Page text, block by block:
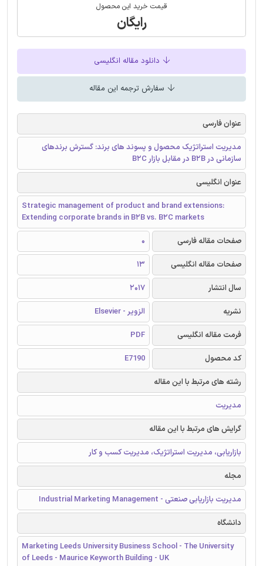
قیمت خرید این محصول
رایگان
دانلود مقاله انگلیسی
سفارش ترجمه این مقاله
عنوان فارسی
مدیریت استراتژیک محصول و پسوند های برند: گسترش برندهای
سازمانی در B2B در مقابل بازار B2C
عنوان انگلیسی
Strategic management of product and brand extensions:
Extending corporate brands in B2B vs. B2C markets
صفحات مقاله فارسی
0
صفحات مقاله انگلیسی
13
سال انتشار
2017
نشریه
الزویر - Elsevier
فرمت مقاله انگلیسی
PDF
کد محصول
E7190
رشته های مرتبط با این مقاله
مدیریت
گرایش های مرتبط با این مقاله
بازاریابی، مدیریت استراتژیک، مدیریت کسب و کار
مجله
مدیریت بازاریابی صنعتی - Industrial Marketing Management
دانشگاه
Marketing Leeds University Business School - The University
of Leeds - Maurice Keyworth Building - UK